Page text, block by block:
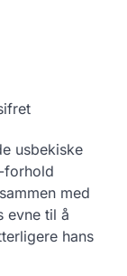
usbekiske
forhold
med
evne til å
hans